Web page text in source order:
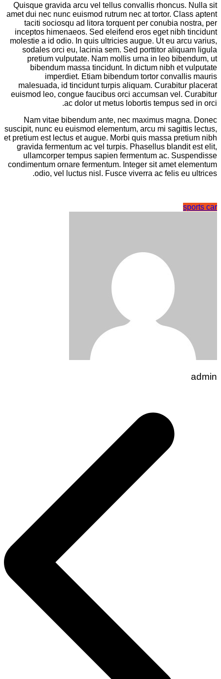
Quisque gravida arcu vel tellus convallis rhoncus. Nulla sit
amet dui nec nunc euismod rutrum nec at tortor. Class aptent
taciti sociosqu ad litora torquent per conubia nostra, per
inceptos himenaeos. Sed eleifend eros eget nibh tincidunt
molestie a id odio. In quis ultricies augue. Ut eu arcu varius,
sodales orci eu, lacinia sem. Sed porttitor aliquam ligula
pretium vulputate. Nam mollis urna in leo bibendum, ut
bibendum massa tincidunt. In dictum nibh et vulputate
imperdiet. Etiam bibendum tortor convallis mauris
malesuada, id tincidunt turpis aliquam. Curabitur placerat
euismod leo, congue faucibus orci accumsan vel. Curabitur
ac dolor ut metus lobortis tempus sed in orci.
Nam vitae bibendum ante, nec maximus magna. Donec
suscipit, nunc eu euismod elementum, arcu mi sagittis lectus,
et pretium est lectus et augue. Morbi quis massa pretium nibh
gravida fermentum ac vel turpis. Phasellus blandit est elit,
ullamcorper tempus sapien fermentum ac. Suspendisse
condimentum ornare fermentum. Integer sit amet elementum
odio, vel luctus nisl. Fusce viverra ac felis eu ultrices.
sports car
admin